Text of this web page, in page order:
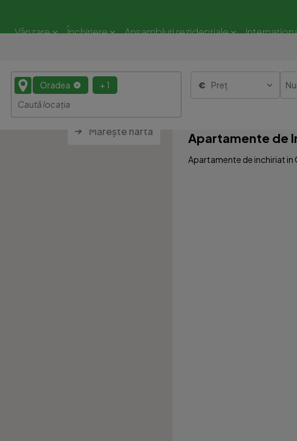
Vânzare Închiriere Ansambluri rezidențiale
Oradea + 1 Preț
Mărește harta Apartamente de
Apartamente de inchiriat